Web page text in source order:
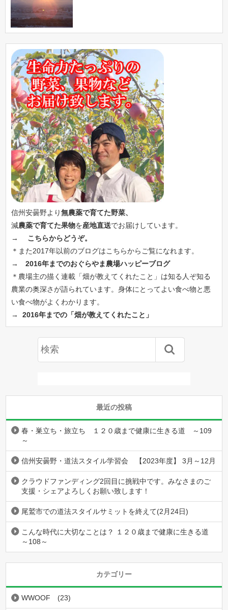
信州安曇野より無農薬で育てた野菜、
減農薬で育てた果物を産地直送でお届けしています。
→ こちらからどうぞ。
＊また2017年以前のブログはこちらからご覧になれます。
→2016年までのおぐらやま農場ハッピーブログ
＊農場主の描く連載「畑が教えてくれたこと」は知る人ぞ知る
農業の奥深さが語られています。身体にとってよい食べ物と悪
い食べ物がよくわかります。
→2016年までの「畑が教えてくれたこと」
最近の投稿
春・巣立ち・旅立ち １２０歳まで健康に生きる道 ～109
～
信州安曇野・道法スタイル学習会 【2023年度】 3月～12月
クラウドファンディング2回目に挑戦中です。みなさまのご
支援・シェアよろしくお願い致します！
尾鷲市での道法スタイルサミットを終えて(2月24日)
こんな時代に大切なことは？ １２０歳まで健康に生きる道
～108～
カテゴリー
WWOOF (23)